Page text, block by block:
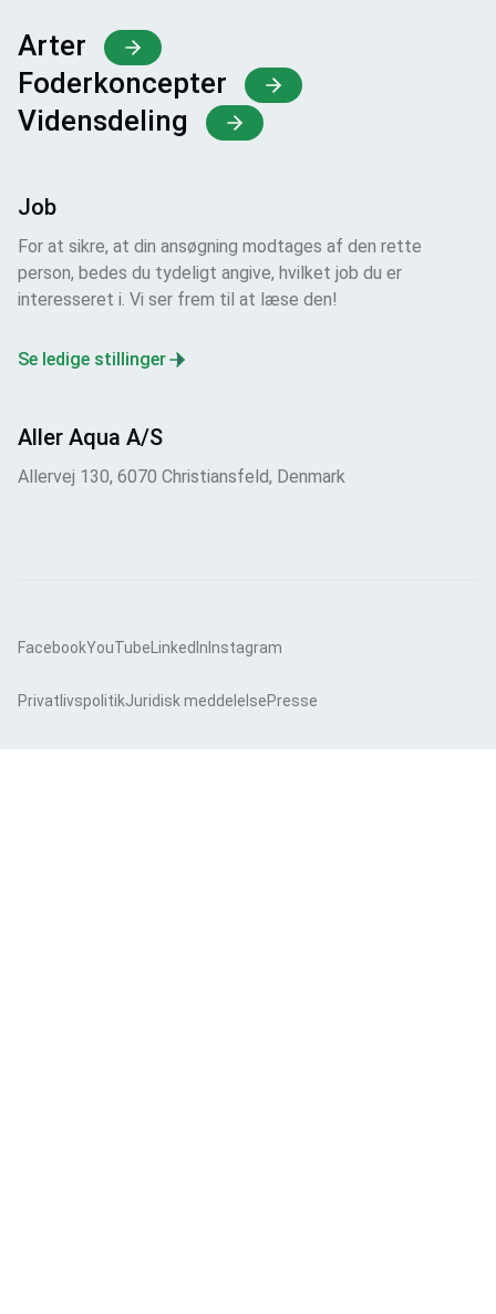
Arter
Foderkoncepter
Vidensdeling
Job
For at sikre, at din ansøgning modtages af den rette
person, bedes du tydeligt angive, hvilket job du er
interesseret i. Vi ser frem til at læse den!
Se ledige stillinger
Aller Aqua A/S
Allervej 130, 6070 Christiansfeld, Denmark
FacebookYouTubeLinkedIn Instagram
PrivatlivspolitikJuridisk meddelelsePresse